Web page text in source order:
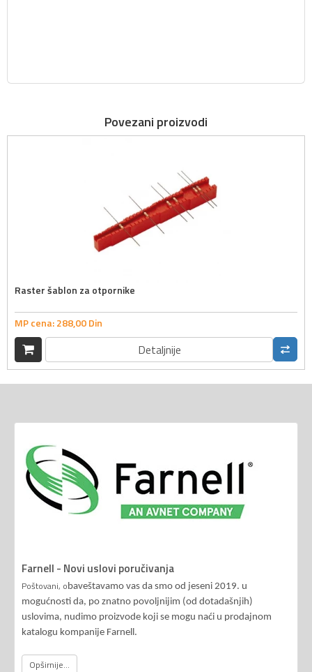
Povezani proizvodi
Raster šablon za otpornike
MP cena:288,00Din
Detaljnije
Farnell - Novi uslovi poručivanja
Poštovani, o baveštavamo vas da smo od jeseni 2019. u
mogućnosti da, po znatno povoljnijim (od dotadašnjih)
uslovima, nudimo proizvode koji se mogu naći u prodajnom
katalogu kompanije Farnell.
Opširnije...